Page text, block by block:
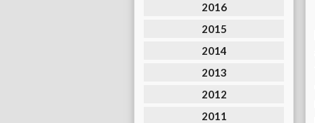
2016
2015
2014
2013
2012
2011